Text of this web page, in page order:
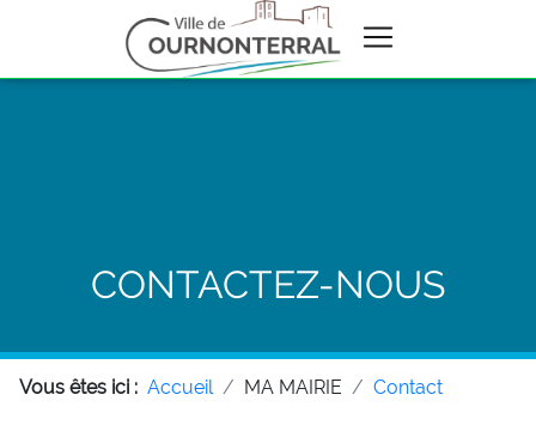
CONTACTEZ-NOUS
Vous êtes ici : Accueil MA MAIRIE Contact